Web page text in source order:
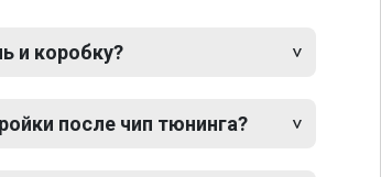
и коробку?
после чип тюнинга?